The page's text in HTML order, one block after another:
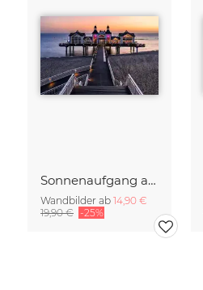
Sonnenaufgang auf Rügen
Wandbilder ab 14,90 €
19,90 € -25%